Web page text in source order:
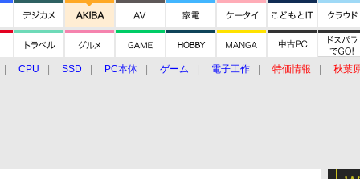
CPU SSD PC本体 ゲーム 電子工作 特価情報
秋葉